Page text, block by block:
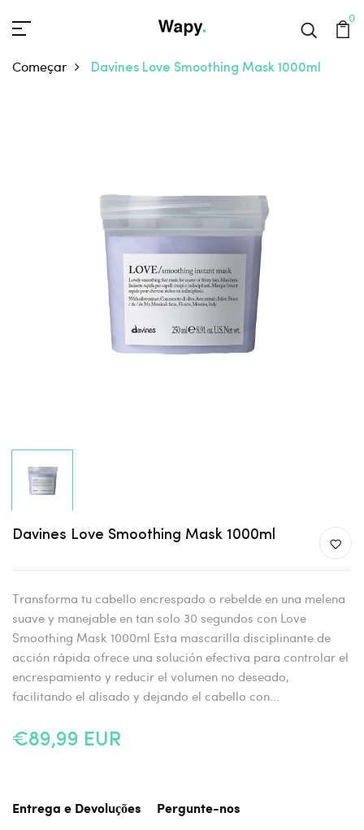
0
Começar Davines Love Smoothing Mask 1000ml
Davines Love Smoothing Mask 1000ml
Transforma tu cabello encrespado o rebelde en una melena
suave y manejable en tan solo 30 segundos con Love
Smoothing Mask 1000ml Esta mascarilla disciplinante de
acción rápida ofrece una solución efectiva para controlar el
encrespamiento y reducir el volumen no deseado,
facilitando el alisado y dejando el cabello con...
€89,99 EUR
Entrega e Devoluções Pergunte-nos